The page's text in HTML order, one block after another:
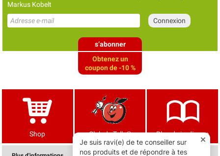
Markus Kobelt
s’abonner
Obtenez un
coupon de -10 %
Shop Club de Tells® Blog de jardinage